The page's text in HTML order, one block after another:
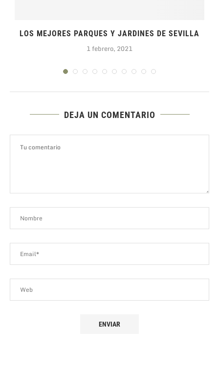
LOS MEJORES PARQUES Y JARDINES DE SEVILLA
1 febrero, 2021
DEJA UN COMENTARIO